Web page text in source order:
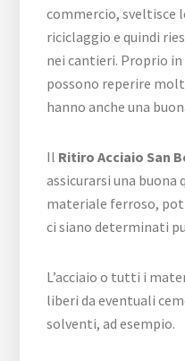
commercio, sveltisce
riciclaggio e quindi
nei cantieri. Proprio
possono reperire
hanno anche una
Il Ritiro Acciaio San
assicurarsi una buona
materiale ferroso,
ci siano determinati
L’acciaio o tutti i
liberi da eventuali
solventi, ad esempio.